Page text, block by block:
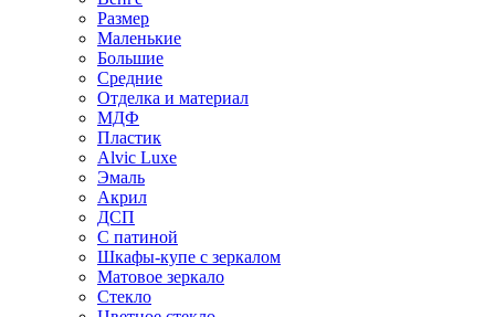
Размер
Маленькие
Большие
Средние
Отделка и материал
МДФ
Пластик
Alvic Luxe
Эмаль
Акрил
ДСП
С патиной
Шкафы-купе с зеркалом
Матовое зеркало
Стекло